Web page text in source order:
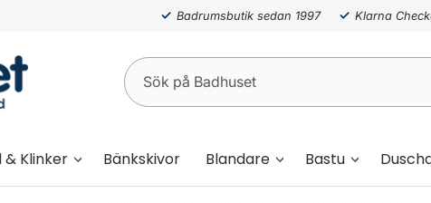
Badrumsbutik sedan 1997 Klarna
& Klinker Bänkskivor Blandare Bastu